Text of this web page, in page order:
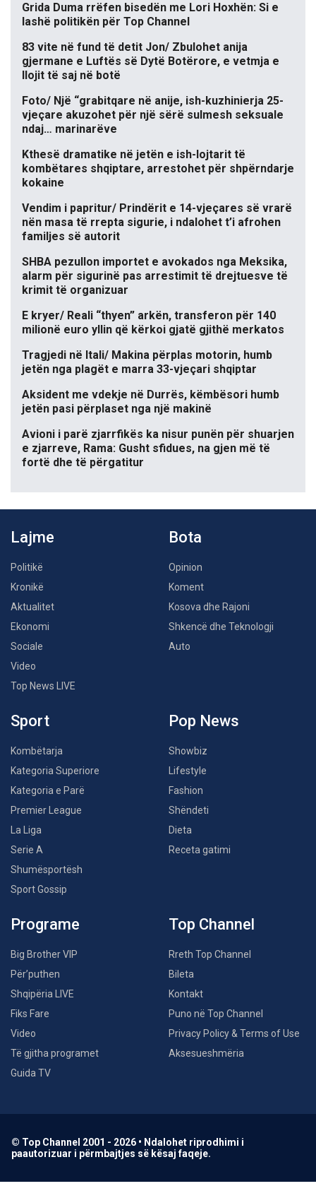
Grida Duma rrëfen bisedën me Lori Hoxhën: Si e
lashë politikën për Top Channel
83 vite në fund të detit Jon/ Zbulohet anija
gjermane e Luftës së Dytë Botërore, e vetmja e
llojit të saj në botë
Foto/ Një “grabitqare në anije, ish-kuzhinierja 25-
vjeçare akuzohet për një sërë sulmesh seksuale
ndaj… marinarëve
Kthesë dramatike në jetën e ish-lojtarit të
kombëtares shqiptare, arrestohet për shpërndarje
kokaine
Vendim i papritur/ Prindërit e 14-vjeçares së vrarë
nën masa të rrepta sigurie, i ndalohet t’i afrohen
familjes së autorit
SHBA pezullon importet e avokados nga Meksika,
alarm për sigurinë pas arrestimit të drejtuesve të
krimit të organizuar
E kryer/ Reali “thyen” arkën, transferon për 140
milionë euro yllin që kërkoi gjatë gjithë merkatos
Tragjedi në Itali/ Makina përplas motorin, humb
jetën nga plagët e marra 33-vjeçari shqiptar
Aksident me vdekje në Durrës, këmbësori humb
jetën pasi përplaset nga një makinë
Avioni i parë zjarrfikës ka nisur punën për shuarjen
e zjarreve, Rama: Gusht sfidues, na gjen më të
fortë dhe të përgatitur
Lajme
Politikë
Kronikë
Aktualitet
Ekonomi
Sociale
Video
Top News LIVE
Bota
Opinion
Koment
Kosova dhe Rajoni
Shkencë dhe Teknologji
Auto
Sport
Kombëtarja
Kategoria Superiore
Kategoria e Parë
Premier League
La Liga
Serie A
Shumësportësh
Sport Gossip
Pop News
Showbiz
Lifestyle
Fashion
Shëndeti
Dieta
Receta gatimi
Programe
Big Brother VIP
Për’puthen
Shqipëria LIVE
Fiks Fare
Video
Të gjitha programet
Guida TV
Top Channel
Rreth Top Channel
Bileta
Kontakt
Puno në Top Channel
Privacy Policy & Terms of Use
Aksesueshmëria
© Top Channel 2001 - 2026 • Ndalohet riprodhimi i
paautorizuar i përmbajtjes së kësaj faqeje.